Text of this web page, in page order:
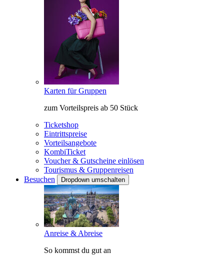
Karten für Gruppen
zum Vorteilspreis ab 50 Stück
Ticketshop
Eintrittspreise
Vorteilsangebote
KombiTicket
Voucher & Gutscheine einlösen
Tourismus & Gruppenreisen
Besuchen
Dropdown umschalten
Anreise & Abreise
So kommst du gut an